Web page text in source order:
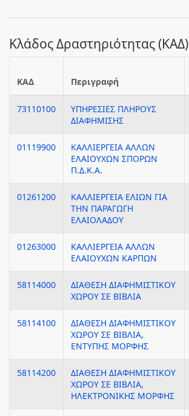
Κλάδος Δραστηριότητας (ΚΑΔ)
ΚΑΔ Περιγραφή
73110100
ΥΠΗΡΕΣΙΕΣ ΠΛΗΡΟΥΣ
ΔΙΑΦΗΜΙΣΗΣ
01119900
ΚΑΛΛΙΕΡΓΕΙΑ ΑΛΛΩΝ
ΕΛΑΙΟΥΧΩΝ ΣΠΟΡΩΝ
Π.Δ.Κ.Α.
01261200
ΚΑΛΛΙΕΡΓΕΙΑ ΕΛΙΩΝ ΓΙΑ
ΤΗΝ ΠΑΡΑΓΩΓΗ
ΕΛΑΙΟΛΑΔΟΥ
01263000
ΚΑΛΛΙΕΡΓΕΙΑ ΑΛΛΩΝ
ΕΛΑΙΟΥΧΩΝ ΚΑΡΠΩΝ
58114000
ΔΙΑΘΕΣΗ ΔΙΑΦΗΜΙΣΤΙΚΟΥ
ΧΩΡΟΥ ΣΕ ΒΙΒΛΙΑ
58114100
ΔΙΑΘΕΣΗ ΔΙΑΦΗΜΙΣΤΙΚΟΥ
ΧΩΡΟΥ ΣΕ ΒΙΒΛΙΑ,
ΕΝΤΥΠΗΣ ΜΟΡΦΗΣ
58114200
ΔΙΑΘΕΣΗ ΔΙΑΦΗΜΙΣΤΙΚΟΥ
ΧΩΡΟΥ ΣΕ ΒΙΒΛΙΑ,
ΗΛΕΚΤΡΟΝΙΚΗΣ ΜΟΡΦΗΣ